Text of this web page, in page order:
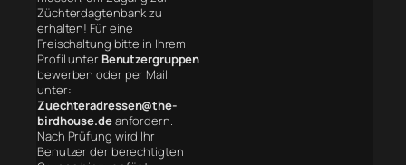
Züchterdagtenbank zu
erhalten! Für eine
Freischaltung bitte in Ihrem
Profil unter Benutzergruppen
bewerben oder per Mail
unter:
Zuechteradressen@the-
birdhouse.deanfordern.
Nach Prüfung wird Ihr
Benutzer der berechtigten